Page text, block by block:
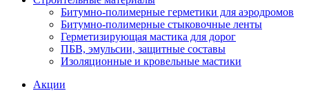
Битумно-полимерные герметики для аэродромов
Битумно-полимерные стыковочные ленты
Герметизирующая мастика для дорог
ПБВ, эмульсии, защитные составы
Изоляционные и кровельные мастики
Акции